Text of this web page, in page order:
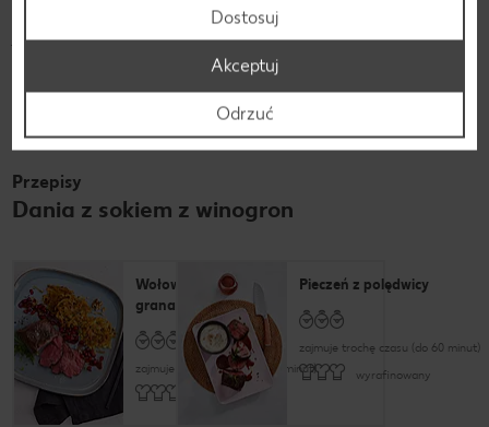
butelka, karton), może być przechowywany dłużej. Ważne
jest, aby sok chronić przed bezpośrednim światłem
słonecznym i innymi źródłami ciepła.
Przepisy
Dania z sokiem z winogron
Wołowina z sosem z
granatu
zajmuje trochę czasu (do 60 minut)
wyrafinowany
Pieczeń z polędwicy
zajmuje trochę czasu (do 60 minut)
wyrafinowany
Dostosuj
Odrzuć
Akceptuj